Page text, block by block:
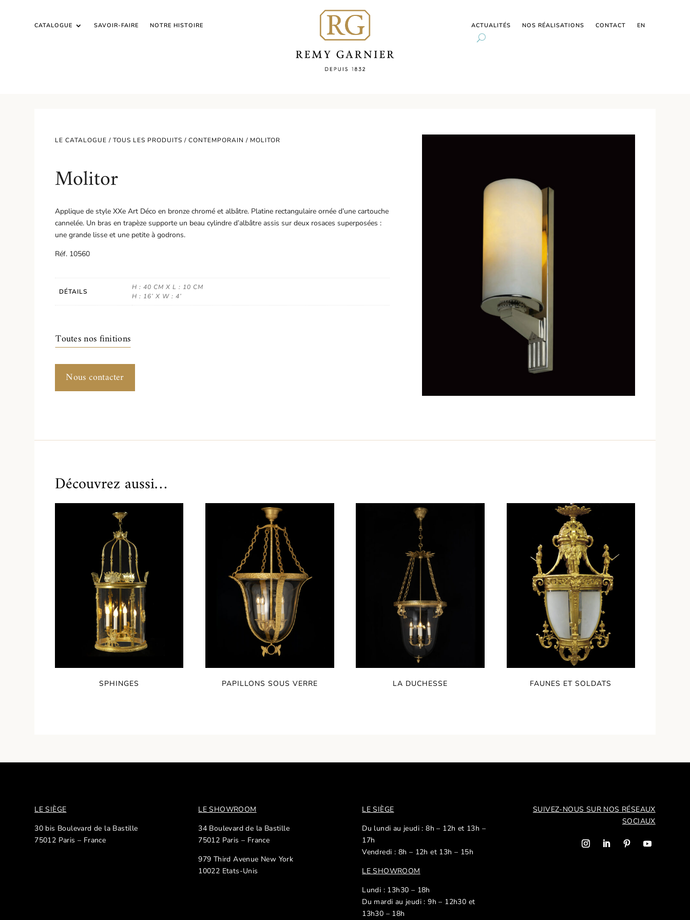
CATALOGUE SAVOIR-FAIRE NOTRE HISTOIRE ACTUALITÉS NOS RÉALISATIONS CONTACT EN
LE CATALOGUE /TOUS LES PRODUITS /CONTEMPORAIN / MOLITOR
Molitor
Applique de style XXe Art Déco en bronze chromé et albâtre. Platine rectangulaire ornée d’une cartouche
cannelée. Un bras en trapèze supporte un beau cylindre d’albâtre assis sur deux rosaces superposées :
une grande lisse et une petite à godrons.
Réf. 10560
DÉTAILS
H : 40 CM X L : 10 CM
H : 16’ X W : 4’
Toutes nos finitions
Nous contacter
Découvrez aussi…
SPHINGES PAPILLONS SOUS VERRE LA DUCHESSE FAUNES ET SOLDATS
LE SIÈGE
30 bis Boulevard de la Bastille
75012 Paris – France
LE SHOWROOM
34 Boulevard de la Bastille
75012 Paris – France
979 Third Avenue New York
10022 Etats-Unis
LE SIÈGE
Du lundi au jeudi : 8h – 12h et 13h –
17h
Vendredi : 8h – 12h et 13h – 15h
LE SHOWROOM
Lundi : 13h30 – 18h
Du mardi au jeudi : 9h – 12h30 et
13h30 – 18h
SUIVEZ-NOUS SUR NOS RÉSEAUX
SOCIAUX